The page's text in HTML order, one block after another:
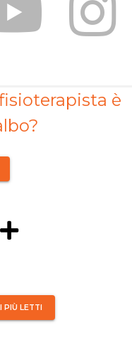
è
PIÙ LETTI